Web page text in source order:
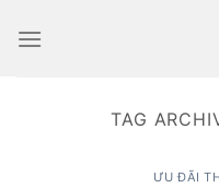
TAG
ƯU ĐÃI